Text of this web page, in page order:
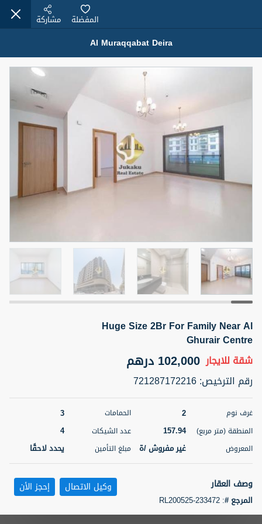
Modern Renovated Unit Near Marina Metro Station
للإيجار 95,000 درهم
سرير
1
حمام
1
70.03
اسم الوسيط
NILOOFAR ABBAS VAKIL
رقم الوسيط
أتصل الأن
5 أشهر +
ELBRUS TOWER UNIT 2701 ON RENT
شقةللإيجار 95,000 درهم
سرير
1
71.39
مفروش/ ة 2
اسم الوسيط
ABDEMANAF EQBALBHAI KHANBHAI
KHANBHAI EQBALBHAI SIRAJUDDIN
أتصل
الأن
5 أشهر +
Al Muraqqabat Deira
المفضلة مشاركة
Huge Size 2Br For Family Near Al
Ghurair Centre
شقة للايجار 102,000 درهم
رقم الترخيص:
721287172216
غرف نوم 2 الحمامات 3
المنطقة (متر مربع) 157.94 عدد الشيكات 4
المعروض غير مفروش /ة مبلغ التأمين يحدد لاحقًا
وصف العقار
المرجع #:
RL200525-233472
وكيل الاتصال إحجز الأن تصفية المفضلة خريطة